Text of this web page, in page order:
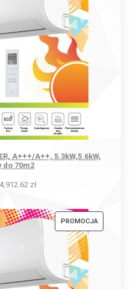
A+++/A++, 5.3kW,5.6kW,
do 70m2
4,912.62 zł
PROMOCJAPRODUKT